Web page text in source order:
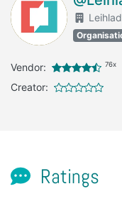
Vendor: 76x
Creator:
Ratings